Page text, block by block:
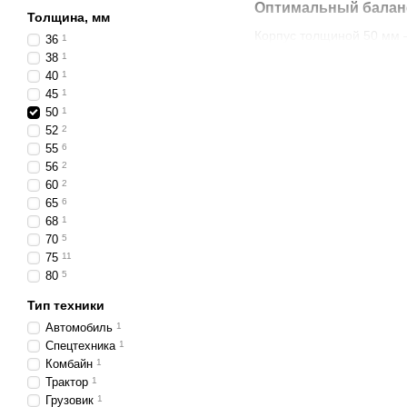
Оптимальный
Толщина, мм
36 1
38 1
40 1
45 1
50 1
52 2
55 6
56 2
60 2
65 6
68 1
70 5
75 11
80 5
Тип техники
Автомобиль 1
Спецтехника 1
Комбайн 1
Трактор 1
Грузовик 1